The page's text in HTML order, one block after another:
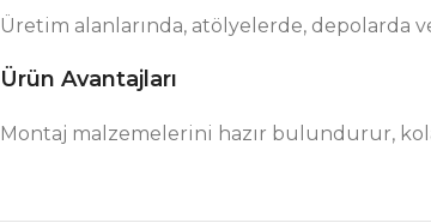
Üretim alanlarında, atölyelerde, depolarda
Ürün Avantajları
Montaj malzemelerini hazır bulundurur,